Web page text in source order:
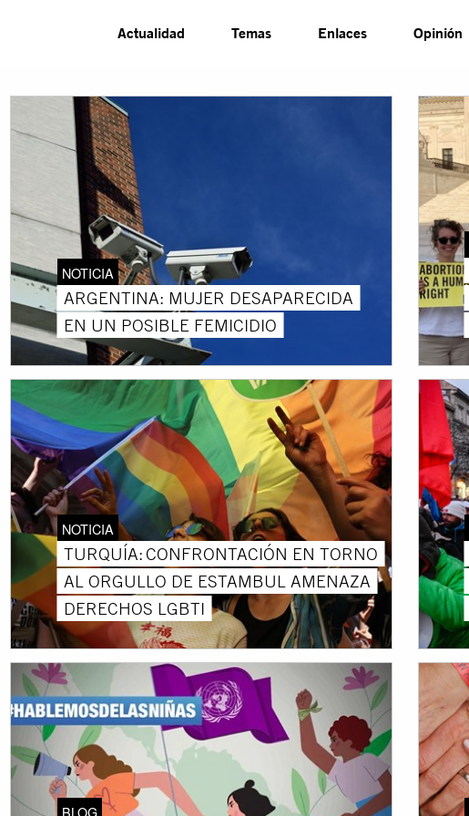
Actualidad Temas Enlaces Opinión
NOTICIA
ARGENTINA: MUJER DESAPARECIDA
EN UN POSIBLE FEMICIDIO
NOTICIA
TURQUÍA: CONFRONTACIÓN EN TORNO
AL ORGULLO DE ESTAMBUL AMENAZA
DERECHOS LGBTI
BLOG